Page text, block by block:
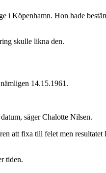
Köpenhamn. Hon hade
skulle likna den.
14.15.1961.
säger Chalotte Nilsen.
att fixa till felet men
tiden.